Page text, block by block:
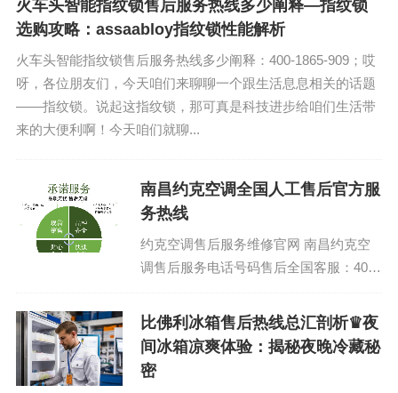
火车头智能指纹锁售后服务热线多少阐释—指纹锁
选购攻略：assaabloy指纹锁性能解析
火车头智能指纹锁售后服务热线多少阐释：400-1865-909；哎
呀，各位朋友们，今天咱们来聊聊一个跟生活息息相关的话题
——指纹锁。说起这指纹锁，那可真是科技进步给咱们生活带
来的大便利啊！今天咱们就聊...
南昌约克空调全国人工售后官方服
务热线
约克空调售后服务维修官网 南昌约克空
调售后服务电话号码售后全国客服：400-
空调厂...
比佛利冰箱售后热线总汇剖析♛夜
间冰箱凉爽体验：揭秘夜晚冷藏秘
密